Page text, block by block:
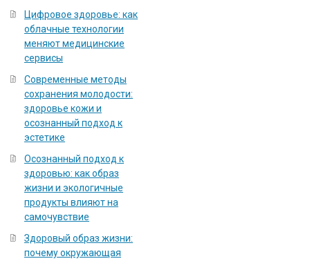
Цифровое здоровье: как
облачные технологии
меняют медицинские
сервисы
Современные методы
сохранения молодости:
здоровье кожи и
осознанный подход к
эстетике
Осознанный подход к
здоровью: как образ
жизни и экологичные
продукты влияют на
самочувствие
Здоровый образ жизни:
почему окружающая